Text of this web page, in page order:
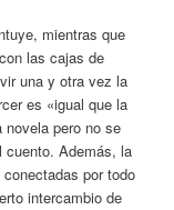
mientras que
las cajas de
una y otra vez la
es «igual que la
pero no se
Además, la
por todo
intercambio de